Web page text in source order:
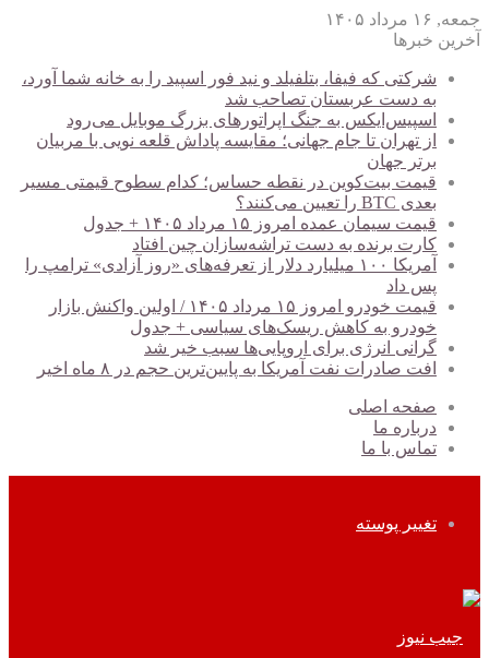
جمعه, ۱۶ مرداد ۱۴۰۵
آخرین خبرها
شرکتی که فیفا، بتلفیلد و نید فور اسپید را به خانه شما آورد،
به دست عربستان تصاحب شد
اسپیس‌ایکس به جنگ اپراتورهای بزرگ موبایل می‌رود
از تهران تا جام جهانی؛ مقایسه پاداش قلعه نویی با مربیان
برتر جهان
قیمت بیت‌کوین در نقطه حساس؛ کدام سطوح قیمتی مسیر
بعدی BTC را تعیین می‌کنند؟
قیمت سیمان عمده امروز ۱۵ مرداد ۱۴۰۵ + جدول
کارت برنده به دست تراشه‌سازان چین افتاد
آمریکا ۱۰۰ میلیارد دلار از تعرفه‌های «روز آزادی» ترامپ را
پس داد
قیمت خودرو امروز ۱۵ مرداد ۱۴۰۵ / اولین واکنش بازار
خودرو به کاهش ریسک‌های سیاسی + جدول
گرانی انرژی برای اروپایی‌ها سبب خیر شد
افت صادرات نفت آمریکا به پایین‌ترین حجم در ۸ ماه اخیر
صفحه اصلی
درباره ما
تماس با ما
تغییر پوسته